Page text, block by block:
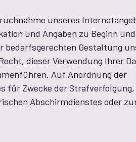
unseres
und Angaben zu Beginn
bedarfsgerechten Gestaltung
dieser Verwendung Ihrer
Auf Anordnung der
für Zwecke der
Abschirmdienstes oder